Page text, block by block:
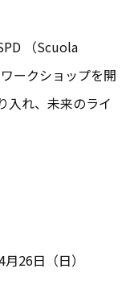
（Scuola
ークショップを開
入れ、未来のライ
26日（日）